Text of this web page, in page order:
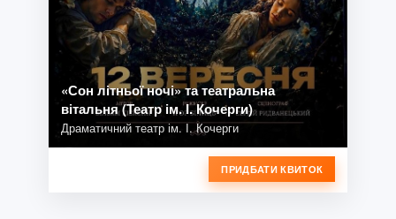
«Сон літньої ночі» та театральна
вітальня (Театр ім. І. Кочерги)
Драматичний театр ім. І. Кочерги
ПРИДБАТИ КВИТОК